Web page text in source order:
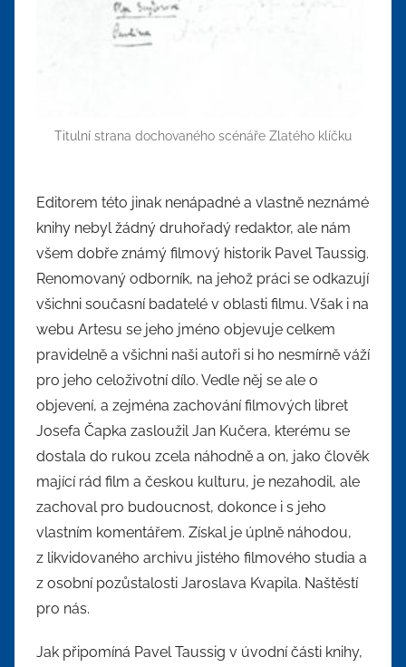
Titulní strana dochovaného scénáře Zlatého klíčku
Editorem této jinak nenápadné a vlastně neznámé
knihy nebyl žádný druhořadý redaktor, ale nám
všem dobře známý filmový historik Pavel Taussig.
Renomovaný odborník, na jehož práci se odkazují
všichni současní badatelé v oblasti filmu. Však i na
webu Artesu se jeho jméno objevuje celkem
pravidelně a všichni naši autoři si ho nesmírně váží
pro jeho celoživotní dílo. Vedle něj se ale o
objevení, a zejména zachování filmových libret
Josefa Čapka zasloužil Jan Kučera, kterému se
dostala do rukou zcela náhodně a on, jako člověk
mající rád film a českou kulturu, je nezahodil, ale
zachoval pro budoucnost, dokonce i s jeho
vlastním komentářem. Získal je úplně náhodou,
z likvidovaného archivu jistého filmového studia a
z osobní pozůstalosti Jaroslava Kvapila. Naštěstí
pro nás.
Jak připomíná Pavel Taussig v úvodní části knihy,